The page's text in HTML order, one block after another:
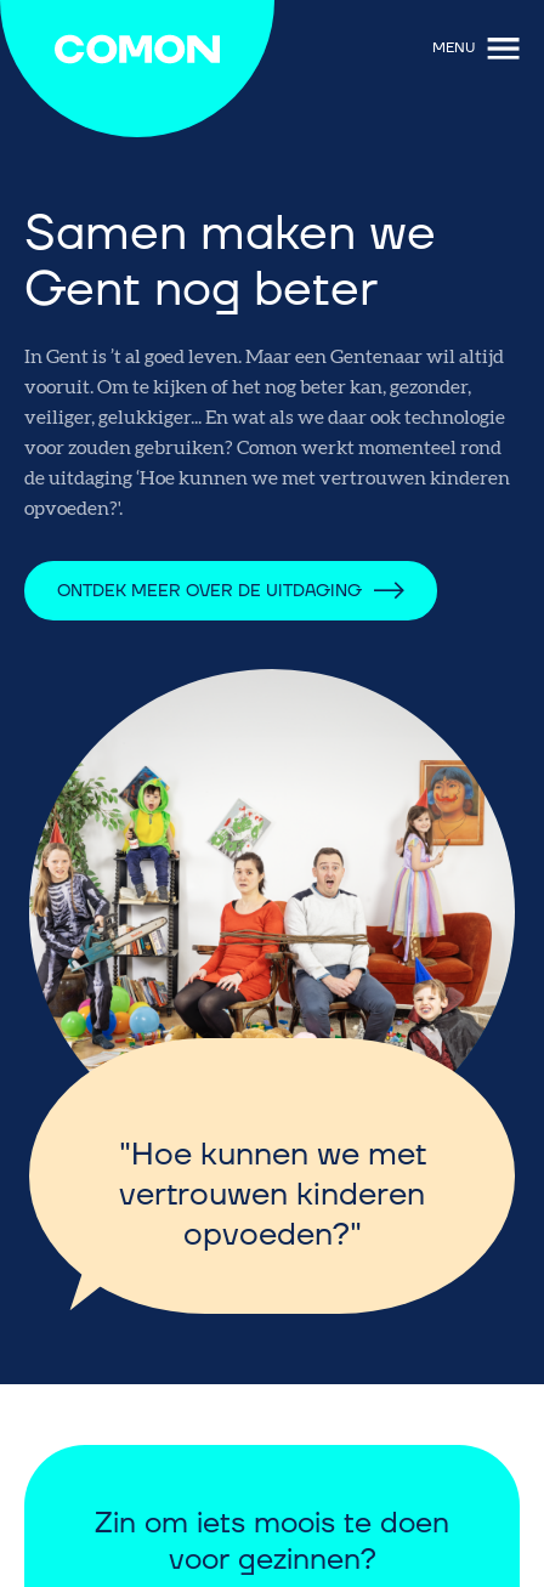
MENU
Samen maken we
Gent nog beter
In Gent is ’t al goed leven. Maar een Gentenaar wil altijd
vooruit. Om te kijken of het nog beter kan, gezonder,
veiliger, gelukkiger... En wat als we daar ook technologie
voor zouden gebruiken? Comon werkt momenteel rond
de uitdaging ‘Hoe kunnen we met vertrouwen kinderen
opvoeden?'.
ONTDEK MEER OVER DE UITDAGING
Hoe kunnen we met
vertrouwen kinderen
opvoeden?
Zin om iets moois te doen
voor gezinnen?